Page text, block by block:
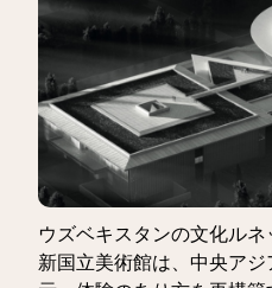
ウズベキスタンの文化ル
新国立美術館は、中央ア